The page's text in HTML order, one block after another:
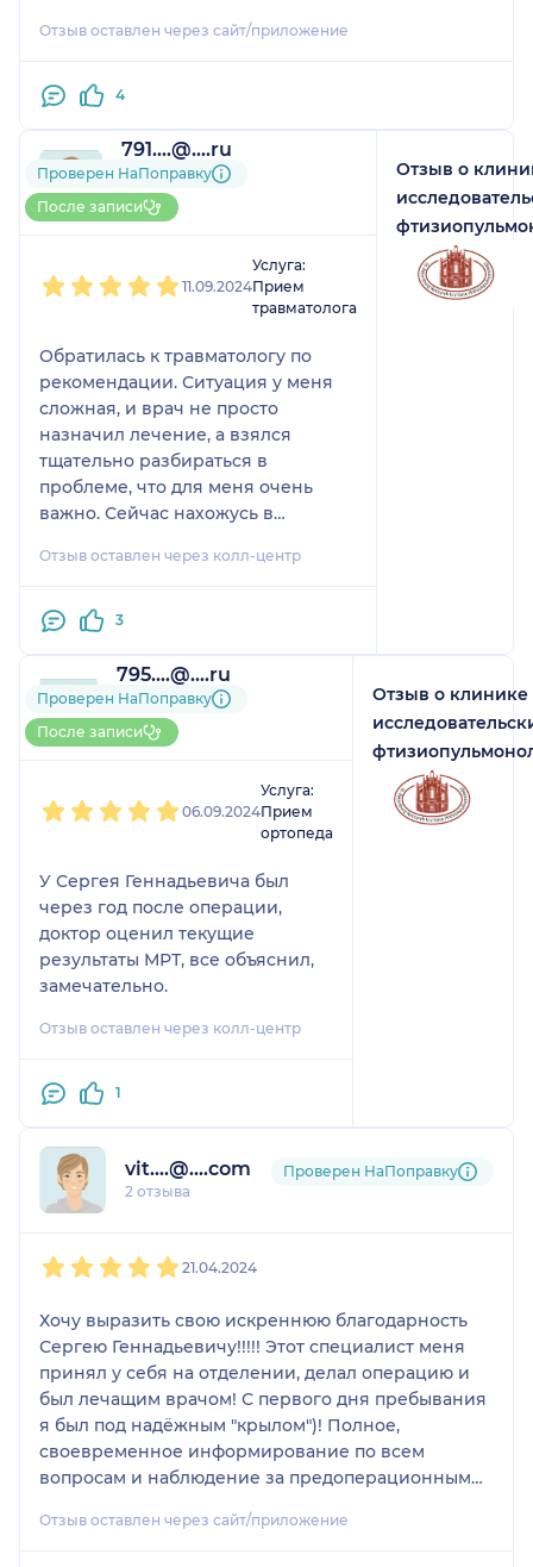
энергией и невероятной харизмой!
Отзыв оставлен через сайт/приложение
4
791....@....ru
1 отзыв
До 5 записей через
НаПоправку
Проверен НаПоправку
После записи
11.09.2024
Услуга:
Прием
травматолога
Обратилась к травматологу по
рекомендации. Ситуация у меня
сложная, и врач не просто
назначил лечение, а взялся
тщательно разбираться в
проблеме, что для меня очень
важно. Сейчас нахожусь в
после первого приема могу
Очень довольна подходом, таких
Отзыв оставлен через колл-центр
3
Отзыв о
795....@....ru
2 отзыва
До 5 записей через
НаПоправку
Проверен НаПоправку
После записи
06.09.2024
Услуга:
Прием
ортопеда
У Сергея Геннадьевича был
через год после операции,
доктор оценил текущие
результаты МРТ, все объяснил,
замечательно.
Отзыв оставлен через колл-центр
1
Отзыв о клинике
vit....@....com
2 отзыва
Проверен НаПоправку
21.04.2024
Хочу выразить свою искреннюю благодарность
Сергею Геннадьевичу!!!!! Этот специалист меня
принял у себя на отделении, делал операцию и
был лечащим врачом! С первого дня пребывания
я был под надёжным "крылом")! Полное,
своевременное информирование по всем
вопросам и наблюдение за предоперационным
улучшения результатов операции, во время
Отзыв оставлен через сайт/приложение